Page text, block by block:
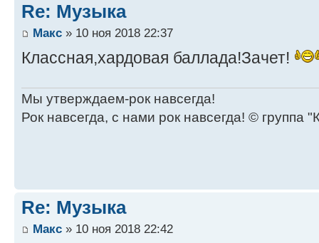
Re: Музыка
Макс » 10 ноя 2018 22:37
Классная,хардовая баллада!Зачет!
Мы утверждаем-рок навсегда!
Рок навсегда, с нами рок навсегда! © группа
Re: Музыка
Макс » 10 ноя 2018 22:42